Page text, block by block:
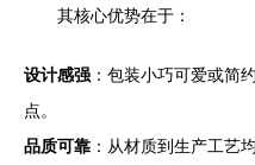
其核心优势在于：
设计感强 ：包装小巧可爱或简
点。
品质可靠 ：从材质到生产工艺